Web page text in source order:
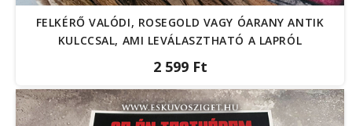
FELKÉRŐ VALÓDI, ROSEGOLD VAGY ÓARANY ANTIK
KULCCSAL, AMI LEVÁLASZTHATÓ A LAPRÓL
2 599 Ft